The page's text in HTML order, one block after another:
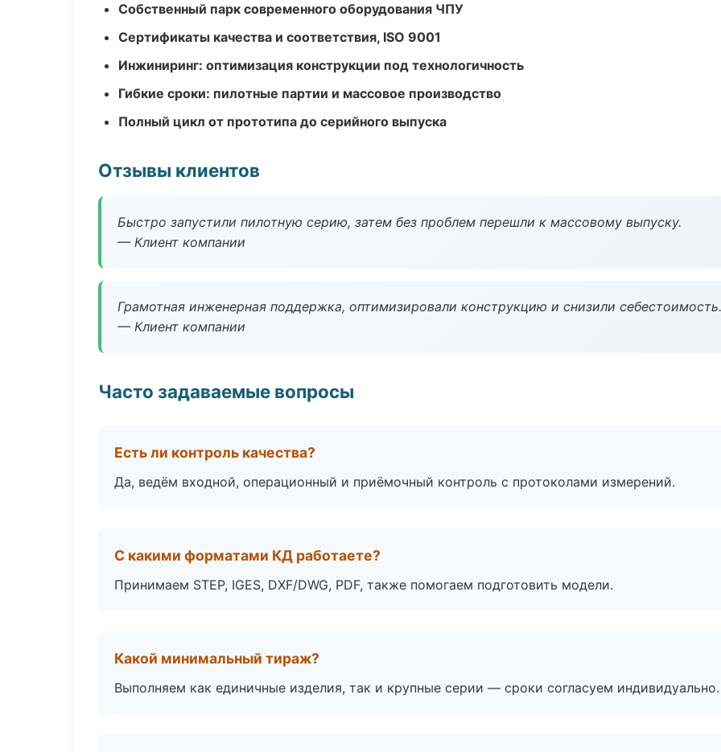
Собственный парк современного оборудования ЧПУ
Сертификаты качества и соответствия, ISO 9001
Инжиниринг: оптимизация конструкции под технологичность
Гибкие сроки: пилотные партии и массовое производство
Полный цикл от прототипа до серийного выпуска
Отзывы клиентов
Быстро запустили пилотную серию, затем без проблем перешли к массовому выпуску.
— Клиент компании
Грамотная инженерная поддержка, оптимизировали конструкцию и снизили себестоимость.
— Клиент компании
Часто задаваемые вопросы
Есть ли контроль качества?
Да, ведём входной, операционный и приёмочный контроль с протоколами измерений.
С какими форматами КД работаете?
Принимаем STEP, IGES, DXF/DWG, PDF, также помогаем подготовить модели.
Какой минимальный тираж?
Выполняем как единичные изделия, так и крупные серии — сроки согласуем индивидуально.